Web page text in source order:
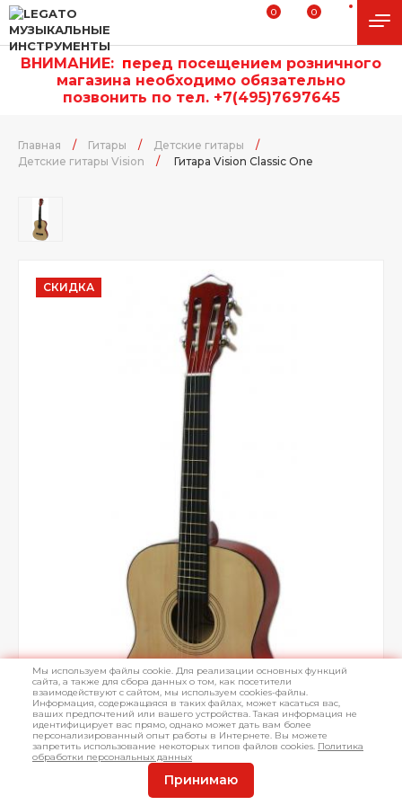
0 0
ВНИМАНИЕ: перед посещением розничного
магазина необходимо обязательно
позвонить по тел. +7(495)7697645
Главная / Гитары / Детские гитары
/
Детские гитары Vision
/ Гитара Vision Classic One
СКИДКА
Мы используем файлы cookie. Для реализации основных функций
сайта, а также для сбора данных о том, как посетители
взаимодействуют с сайтом, мы используем cookies-файлы.
Информация, содержащаяся в таких файлах, может касаться вас,
ваших предпочтений или вашего устройства. Такая информация не
идентифицирует вас прямо, однако может дать вам более
персонализированный опыт работы в Интернете. Вы можете
запретить использование некоторых типов файлов cookies. Политика
обработки персональных данных
Принимаю